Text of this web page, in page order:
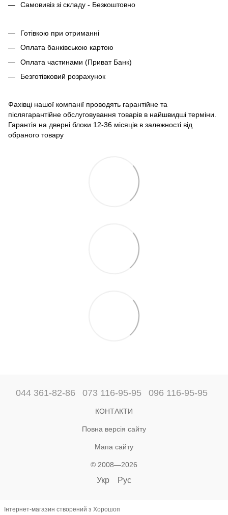
Самовивіз зі складу - Безкоштовно
Готівкою при отриманні
Оплата банківською картою
Оплата частинами (Приват Банк)
Безготівковий розрахунок
Фахівці нашої компанії проводять гарантійне та
післягарантійне обслуговування товарів в найшвидші терміни.
Гарантія на дверні блоки 12-36 місяців в залежності від
обраного товару
044 361-82-86 073 116-95-95 096 116-95-95
КОНТАКТИ
Повна версія сайту
Мапа сайту
© 2008—2026
Укр Рус
Інтернет-магазин створений з Хорошоп